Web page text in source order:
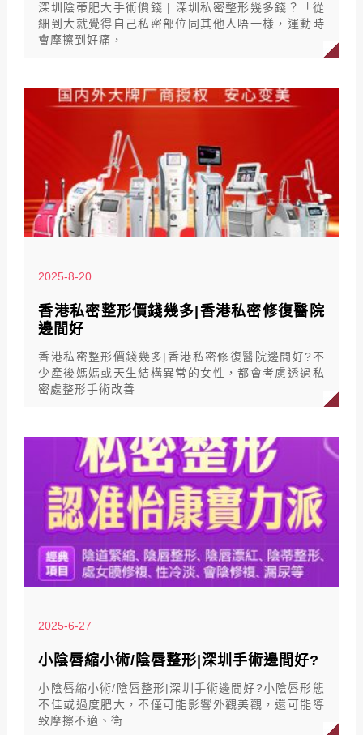
深圳陰蒂肥大手術價錢 | 深圳私密整形幾多錢？「從
細到大就覺得自己私密部位同其他人唔一樣，運動時
會摩擦到好痛，
2025-8-20
香港私密整形價錢幾多|香港私密修復醫院
邊間好
香港私密整形價錢幾多|香港私密修復醫院邊間好?不
少產後媽媽或天生結構異常的女性，都會考慮透過私
密處整形手術改善
2025-6-27
小陰唇縮小術/陰唇整形|深圳手術邊間好?
小陰唇縮小術/陰唇整形|深圳手術邊間好?小陰唇形態
不佳或過度肥大，不僅可能影響外觀美觀，還可能導
致摩擦不適、衛